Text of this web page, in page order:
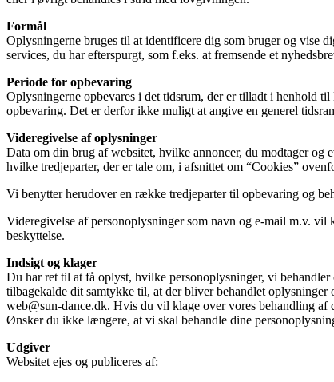
Formål
Oplysningerne bruges til at identificere dig som bruger og vise
services, du har efterspurgt, som f.eks. at fremsende et
Periode for opbevaring
Oplysningerne opbevares i det tidsrum, der er tilladt i henhold
opbevaring. Det er derfor ikke muligt at angive en generel
Videregivelse af oplysninger
Data om din brug af websitet, hvilke annoncer, du modtager og
hvilke tredjeparter, der er tale om, i afsnittet om “Cookies”
Vi benytter herudover en række tredjeparter til opbevaring og
Videregivelse af personoplysninger som navn og e-mail m.v.
beskyttelse.
Indsigt og klager
Du har ret til at få oplyst, hvilke personoplysninger, vi
tilbagekalde dit samtykke til, at der bliver behandlet
web@sun-dance.dk. Hvis du vil klage over vores behandling
Ønsker du ikke længere, at vi skal behandle dine
Udgiver
Websitet ejes og publiceres af: